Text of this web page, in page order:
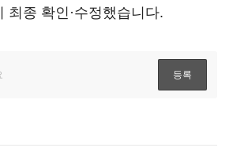
최종 확인·수정했습니다.